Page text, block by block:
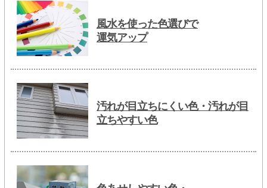
風水を使った色選びで
運気アップ
汚れが目立ちにくい色・汚れが目
立ちやすい色